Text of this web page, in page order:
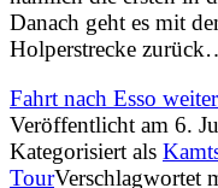
Danach geht es mit
Holperstrecke
Fahrt nach Esso
Veröffentlicht am 6.
Kategorisiert als
TourVerschlagwortet